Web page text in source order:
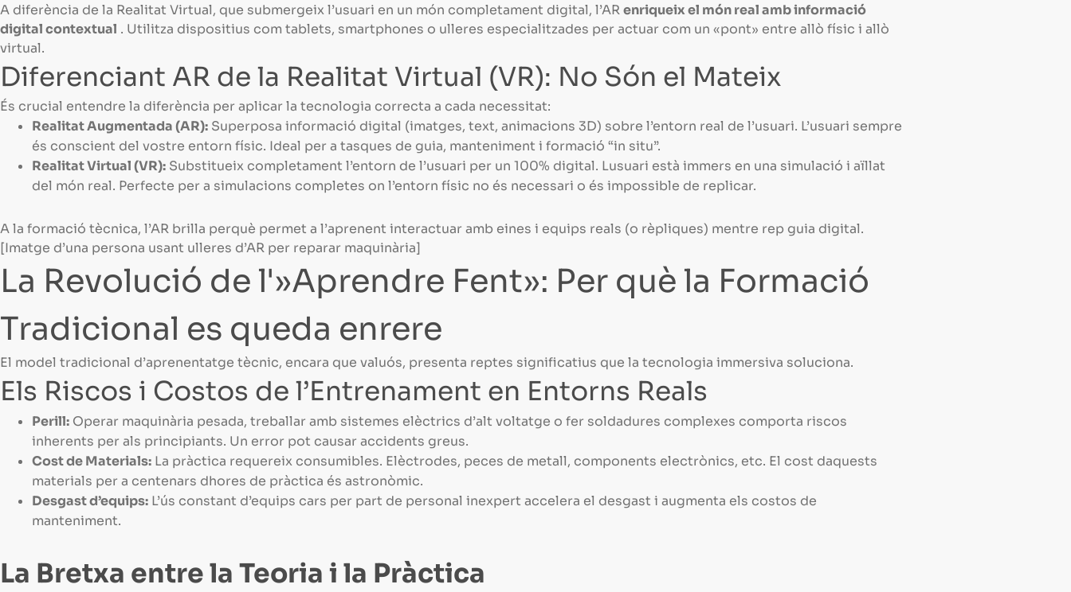
A diferència de la Realitat Virtual, que submergeix l’usuari en un món completament digital, l’ARenriqueix el món real amb informació
digital contextual . Utilitza dispositius com tablets, smartphones o ulleres especialitzades per actuar com un «pont» entre allò físic i allò
virtual.
Diferenciant AR de la Realitat Virtual (VR): No Són el Mateix
És crucial entendre la diferència per aplicar la tecnologia correcta a cada necessitat:
Realitat Augmentada (AR): Superposa informació digital (imatges, text, animacions 3D) sobre l’entorn real de l’usuari. L’usuari sempre
és conscient del vostre entorn físic. Ideal per a tasques de guia, manteniment i formació “in situ”.
Realitat Virtual (VR): Substitueix completament l’entorn de l’usuari per un 100% digital. Lusuari està immers en una simulació i aïllat
del món real. Perfecte per a simulacions completes on l’entorn físic no és necessari o és impossible de replicar.
A la formació tècnica, l’AR brilla perquè permet a l’aprenent interactuar amb eines i equips reals (o rèpliques) mentre rep guia digital.
[Imatge d’una persona usant ulleres d’AR per reparar maquinària]
La Revolució de l'»Aprendre Fent»: Per què la Formació
Tradicional es queda enrere
El model tradicional d’aprenentatge tècnic, encara que valuós, presenta reptes significatius que la tecnologia immersiva soluciona.
Els Riscos i Costos de l’Entrenament en Entorns Reals
Perill: Operar maquinària pesada, treballar amb sistemes elèctrics d’alt voltatge o fer soldadures complexes comporta riscos
inherents per als principiants. Un error pot causar accidents greus.
Cost de Materials: La pràctica requereix consumibles. Elèctrodes, peces de metall, components electrònics, etc. El cost daquests
materials per a centenars dhores de pràctica és astronòmic.
Desgast d’equips: L’ús constant d’equips cars per part de personal inexpert accelera el desgast i augmenta els costos de
manteniment.
La Bretxa entre la Teoria i la Pràctica